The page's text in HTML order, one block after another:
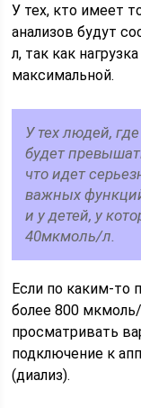
У тех, кто имеет
анализов будут
л, так как
максимальной.
У тех людей,
будет
что идет
важных
и у детей, у
40мкмоль/л.
Если по каким-то
более 800
просматривать
подключение к
(диализ).